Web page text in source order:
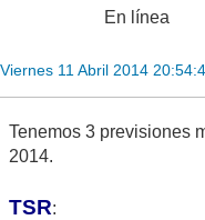
En línea
Viernes 11 Abril 2014
Tenemos 3 previsiones
2014.
TSR: